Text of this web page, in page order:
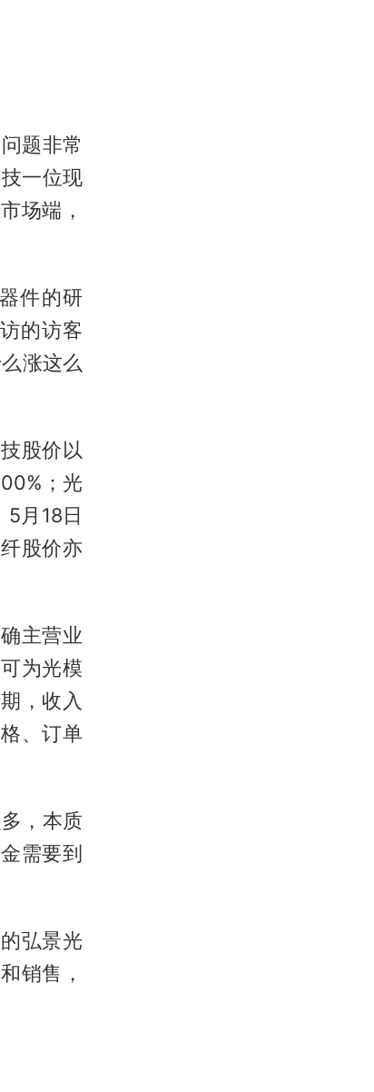
题非常
一位现
场端，
件的研
的访客
涨这么
股价以
；光
月18日
股价亦
主营业
为光模
，收入
、订单
，本质
需要到
弘景光
销售，